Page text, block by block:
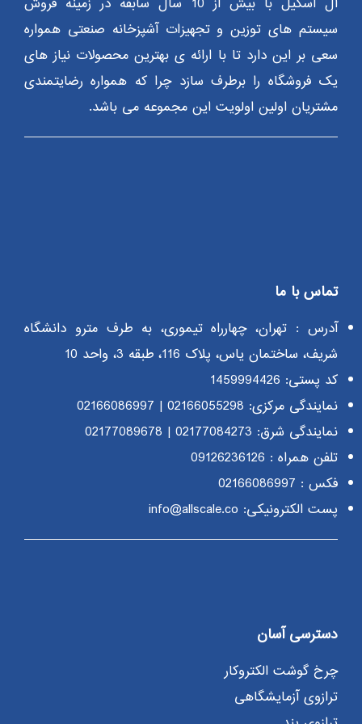
سیستم های توزین و تجهیزات آشپزخانه صنعتی همواره
سعی بر این دارد تا با ارائه ی بهترین محصولات نیاز های
یک فروشگاه را برطرف سازد چرا که همواره رضایتمندی
مشتریان اولین اولویت این مجموعه می باشد.
تماس با ما
آدرس : تهران، چهارراه تیموری، به طرف مترو دانشگاه
شریف، ساختمان یاس، پلاک 116، طبقه 3، واحد 10
کد پستی: 1459994426
نمایندگی مرکزی: 02166055298
|
02166086997
نمایندگی شرق: 02177084273
|
02177089678
تلفن همراه : 09126236126
فکس : 02166086997
پست الکترونیکی: info@allscale.co
دسترسی آسان
چرخ گوشت الکتروکار
ترازوی آزمایشگاهی